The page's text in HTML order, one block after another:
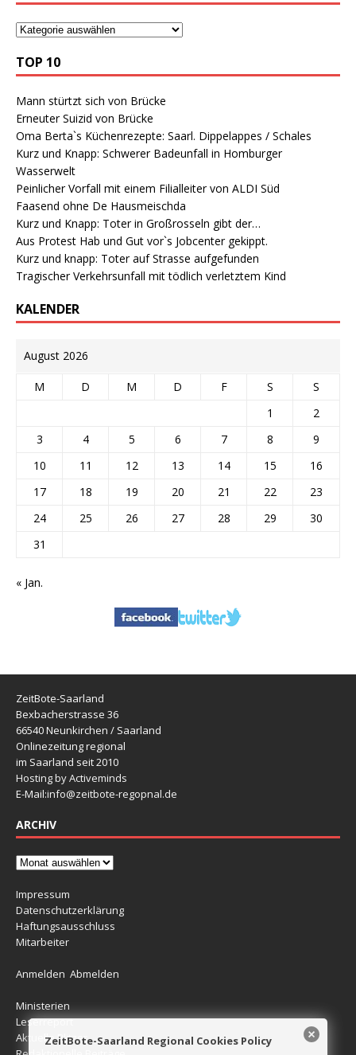
TOP 10
Mann stürtzt sich von Brücke
Erneuter Suizid von Brücke
Oma Berta`s Küchenrezepte: Saarl. Dippelappes / Schales
Kurz und Knapp: Schwerer Badeunfall in Homburger
Wasserwelt
Peinlicher Vorfall mit einem Filialleiter von ALDI Süd
Faasend ohne De Hausmeischda
Kurz und Knapp: Toter in Großrosseln gibt der…
Aus Protest Hab und Gut vor`s Jobcenter gekippt.
Kurz und knapp: Toter auf Strasse aufgefunden
Tragischer Verkehrsunfall mit tödlich verletztem Kind
KALENDER
August 2026
M D M D F S
S
1
2
3
4 5 6 7 8
9
10
11 12 13 14 15
16
17
18 19 20 21 22
23
24
25 26 27 28 29
30
31
« Jan.
ZeitBote-Saarland
Bexbacherstrasse 36
66540 Neunkirchen / Saarland
Onlinezeitung regional
im Saarland seit 2010
Hosting by Activeminds
E-Mail:info@zeitbote-regopnal.de
ARCHIV
Impressum
Datenschutzerklärung
Haftungsausschluss
Mitarbeiter
Anmelden Abmelden
Ministerien
Leserreport
Aktuelle Blitzer
ZeitBote-Saarland Regional Cookies Policy